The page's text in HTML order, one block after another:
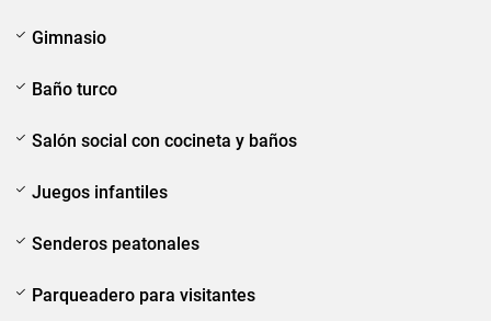
Gimnasio
Baño turco
Salón social con cocineta y baños
Juegos infantiles
Senderos peatonales
Parqueadero para visitantes